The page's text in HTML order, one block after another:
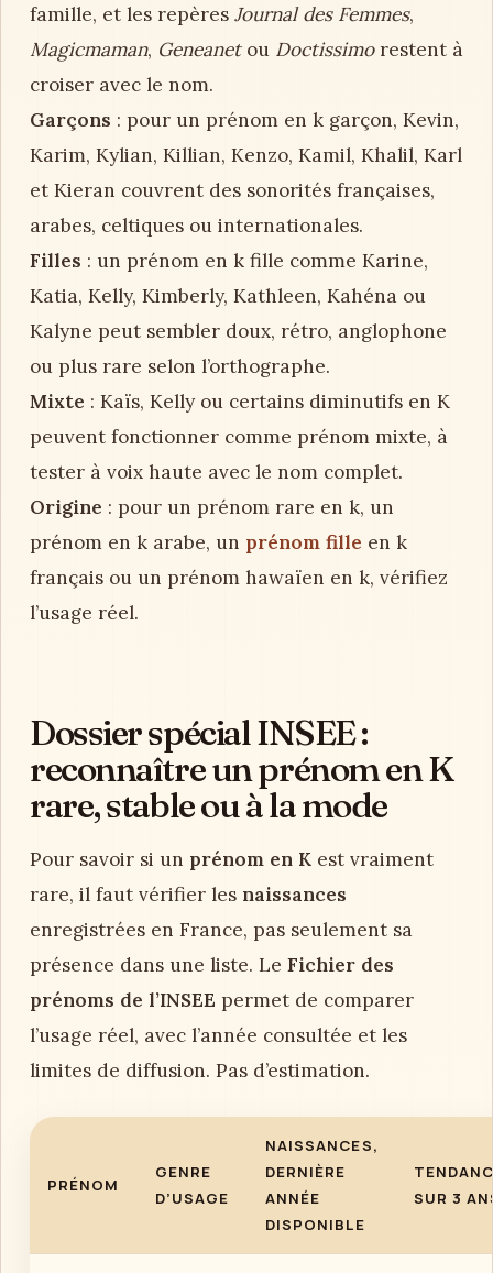
famille, et les repères Journal des Femmes,
Magicmaman, Geneanetou Doctissimorestent à
croiser avec le nom.
Garçons : pour un prénom en k garçon, Kevin,
Karim, Kylian, Killian, Kenzo, Kamil, Khalil, Karl
et Kieran couvrent des sonorités françaises,
arabes, celtiques ou internationales.
Filles : un prénom en k fille comme Karine,
Katia, Kelly, Kimberly, Kathleen, Kahéna ou
Kalyne peut sembler doux, rétro, anglophone
ou plus rare selon l’orthographe.
Mixte : Kaïs, Kelly ou certains diminutifs en K
peuvent fonctionner comme prénom mixte, à
tester à voix haute avec le nom complet.
Origine : pour un prénom rare en k, un
prénom en k arabe, un prénom fille en k
français ou un prénom hawaïen en k, vérifiez
l’usage réel.
Dossier spécial INSEE :
reconnaître un prénom en K
rare, stable ou à la mode
Pour savoir si un prénom en K est vraiment
rare, il faut vérifier les naissances
enregistrées en France, pas seulement sa
présence dans une liste. Le Fichier des
prénoms de l’INSEE permet de comparer
l’usage réel, avec l’année consultée et les
limites de diffusion. Pas d’estimation.
PRÉNOM
GENRE
D’USAGE
NAISSANCES,
DERNIÈRE
ANNÉE
DISPONIBLE
SUR 3